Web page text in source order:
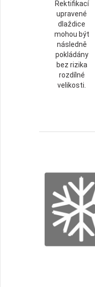
Rektifikací
upravené
dlaždice
mohou být
následně
pokládány
bez rizika
rozdílné
velikosti.